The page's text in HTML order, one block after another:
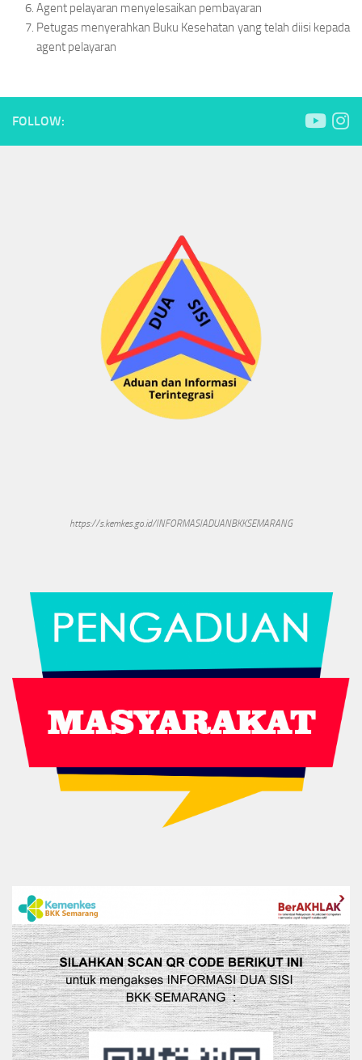
Agent pelayaran menyelesaikan pembayaran
Petugas menyerahkan Buku Kesehatan yang telah diisi kepada
agent pelayaran
FOLLOW:
https://s.kemkes.go.id/INFORMASIADUANBKKSEMARANG